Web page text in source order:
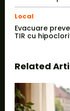
Local
Evacuare
TIR cu
Related